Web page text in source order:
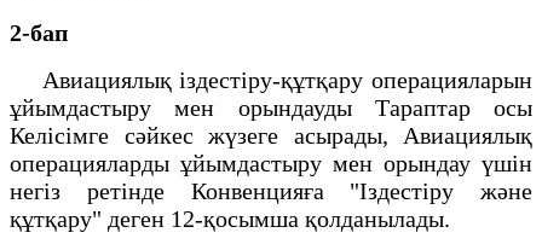
2-бап
Авиациялық іздестіру-құтқару операцияларын
ұйымдастыру мен орындауды Тараптар осы
Келісімге сәйкес жүзеге асырады, Авиациялық
операцияларды ұйымдастыру мен орындау үшін
негіз ретінде Конвенцияға "Іздестіру және
құтқару" деген 12-қосымша қолданылады.